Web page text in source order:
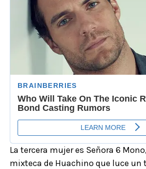
La tercera mujer es Señora 6
mixteca de Huachino que luce un